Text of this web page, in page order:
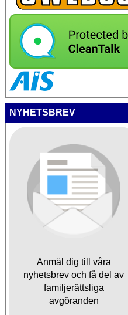
NYHETSBREV
Anmäl dig till våra
nyhetsbrev och få del av
familjerättsliga
avgöranden